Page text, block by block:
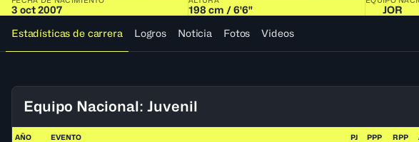
3 oct 2007 198 cm / 6'6" JOR
Estadísticas de carrera
Logros Noticia Fotos Videos
Equipo Nacional: Juvenil
AÑO EVENTO PJ PPP RPP